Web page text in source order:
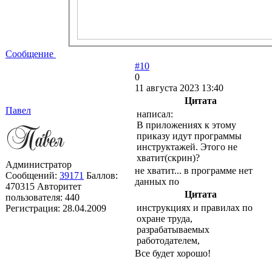
Сообщение
Павел
Администратор
Сообщений: 39171 Баллов:
470315 Авторитет
пользователя: 440
Регистрация: 28.04.2009
#10
0
11 августа 2023 13:40
Цитата
написал:
В приложениях к этому
приказу идут программы
инструктажей. Этого не
хватит(скрин)?
не хватит... в программе нет
данных по
Цитата
инструкциях и правилах по
охране труда,
разрабатываемых
работодателем,
Все будет хорошо!